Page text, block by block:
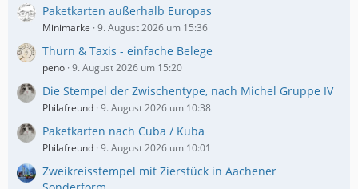
Paketkarten außerhalb Europas
Minimarke 9. August 2026 um 15:36
Thurn & Taxis - einfache Belege
peno 9. August 2026 um 15:20
Die Stempel der Zwischentype, nach Michel Gruppe IV
Philafreund 9. August 2026 um 10:38
Paketkarten nach Cuba / Kuba
Philafreund 9. August 2026 um 10:01
Zweikreisstempel mit Zierstück in Aachener